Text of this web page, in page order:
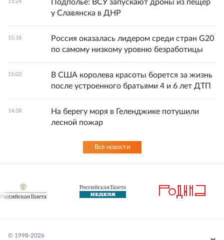
15:24
Подполье: ВСУ запускают дроны из пещер
у Славянска в ДНР
15:18
Россия оказалась лидером среди стран G20
по самому низкому уровню безработицы
15:03
В США королева красоты борется за жизнь
после устроенного братьями 4 и 6 лет ДТП
14:58
На берегу моря в Геленджике потушили
лесной пожар
Все новости
© 1998-2026